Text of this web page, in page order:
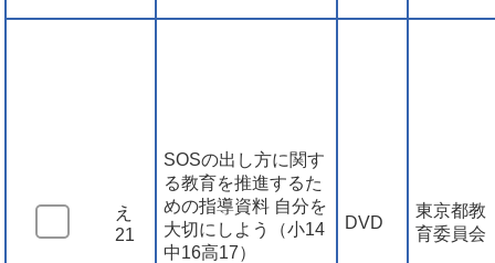
え
21
SOSの出し方に関す
る教育を推進するた
めの指導資料 自分を
大切にしよう（小14
中16高17）
DVD
東京都教
育委員会